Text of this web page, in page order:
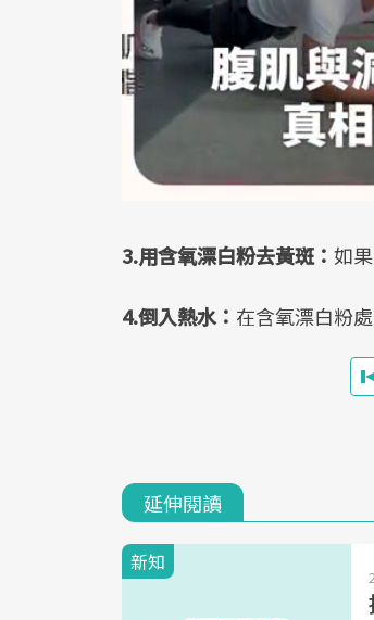
3.用含氧漂白粉去黃斑： 如
4.倒入熱水： 在含氧漂白粉
延伸閱讀
新知